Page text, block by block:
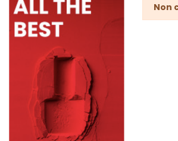
Non